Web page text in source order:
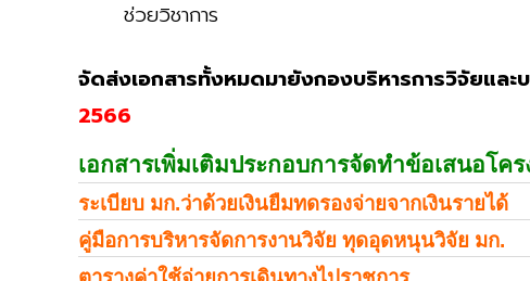
ช่วยวิชาการ
จัดส่งเอกสารทั้งหมดมายังกองบริหารการวิจัยและบ
2566
เอกสารเพิ่มเติมประกอบการจัดทำข้อเสนอโคร
ระเบียบ มก.ว่าด้วยเงินยืมทดรองจ่ายจากเงินรายได้
คู่มือการบริหารจัดการงานวิจัย ทุดอุดหนุนวิจัย มก.